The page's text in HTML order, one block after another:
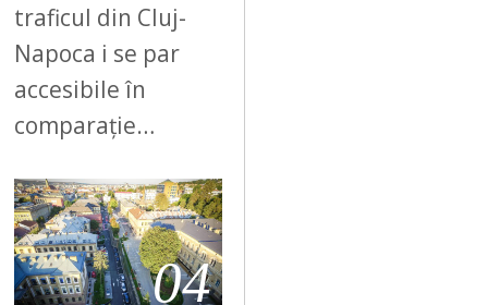
traficul din Cluj-
Napoca i se par
accesibile în
comparație…
04